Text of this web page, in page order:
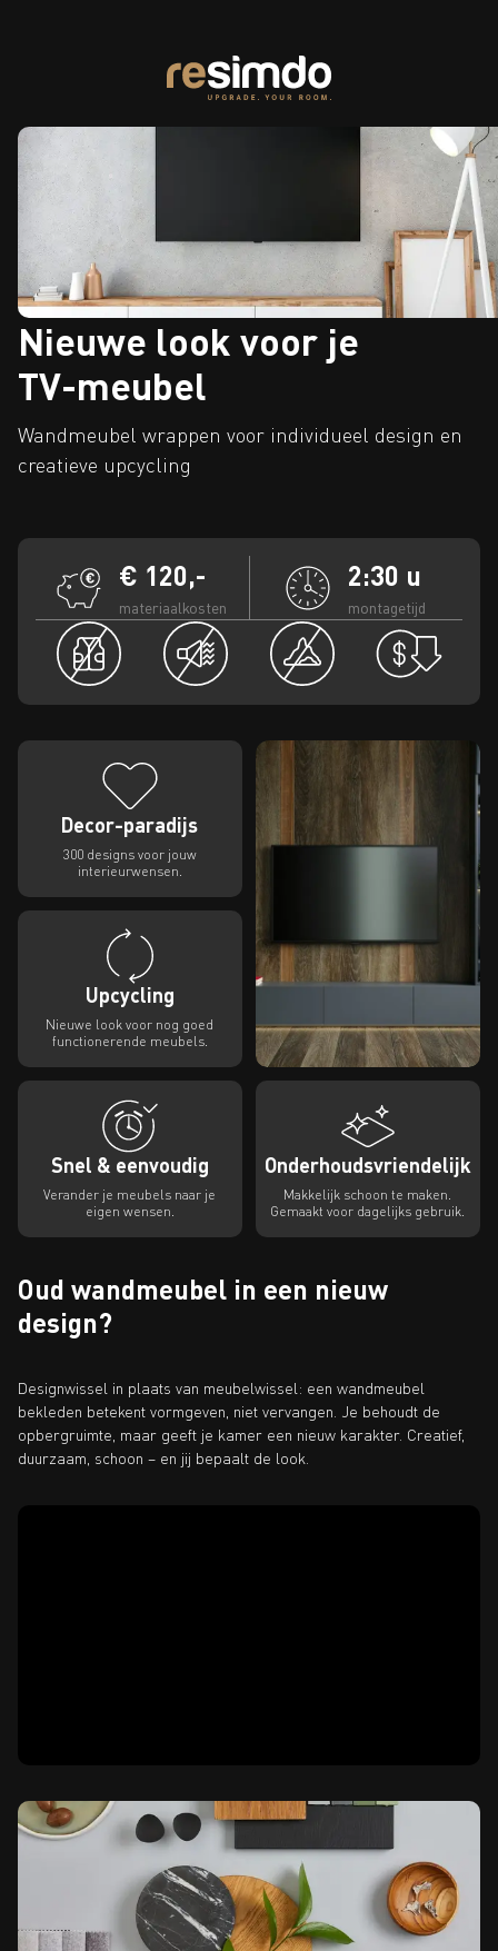
Nieuwe look voor je
TV-meubel
Wandmeubel wrappen voor individueel design en
creatieve upcycling
€ 120,-
materiaalkosten
2:30 u
montagetijd
Decor-paradijs
300 designs voor jouw
interieurwensen.
Upcycling
Nieuwe look voor nog goed
functionerende meubels.
Snel & eenvoudig
Verander je meubels naar je
eigen wensen.
Onderhoudsvriendelijk
Makkelijk schoon te maken.
Gemaakt voor dagelijks gebruik.
Oud wandmeubel in een nieuw
design?
Designwissel in plaats van meubelwissel: een wandmeubel
bekleden betekent vormgeven, niet vervangen. Je behoudt de
opbergruimte, maar geeft je kamer een nieuw karakter. Creatief,
duurzaam, schoon – en jij bepaalt de look.